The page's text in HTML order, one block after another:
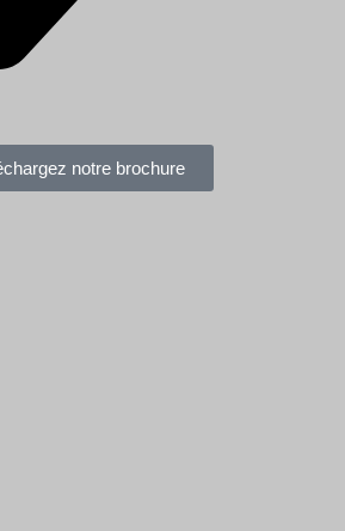
notre brochure